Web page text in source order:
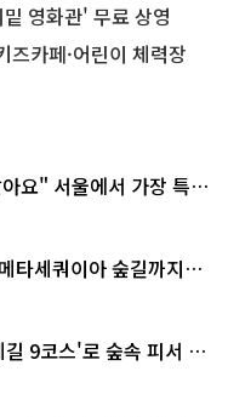
영화관' 무료 상영
카페·어린이 체력장
요" 서울에서 가장 특별
타세쿼이아 숲길까지…
9코스'로 숲속 피서 떠